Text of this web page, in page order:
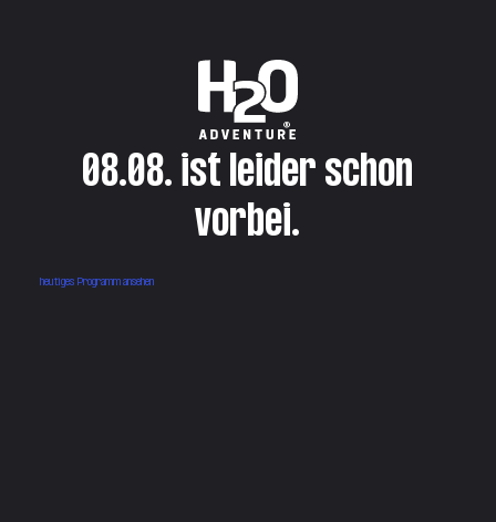
08.08. ist leider schon
vorbei.
heutiges Programm ansehen